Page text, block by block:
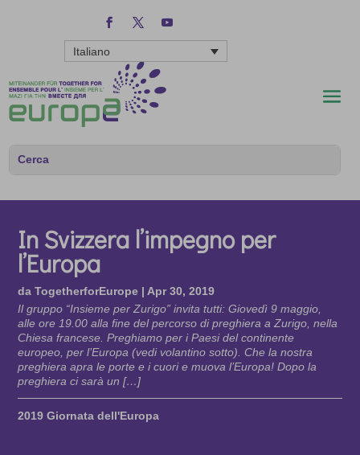
Italiano
In Svizzera l’impegno per
l’Europa
daTogetherforEurope | Apr 30, 2019
Il gruppo “Insieme per Zurigo” invita tutti: Giovedì 9 maggio,
alle ore 19.00 alla fine del percorso di preghiera a Zurigo, nella
Chiesa francese. Preghiamo per i Paesi del continente
europeo, per l’Europa (vedi volantino sotto). Che la nostra
preghiera apra le porte e i cuori e muova l’Europa! Dopo la
preghiera ci sarà un […]
2019 Giornata dell'Europa